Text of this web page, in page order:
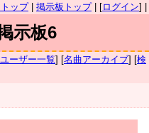
ップ| 掲示板トップ| [ログイン] |
示板6
ユーザー一覧] [名曲アーカイブ] [検